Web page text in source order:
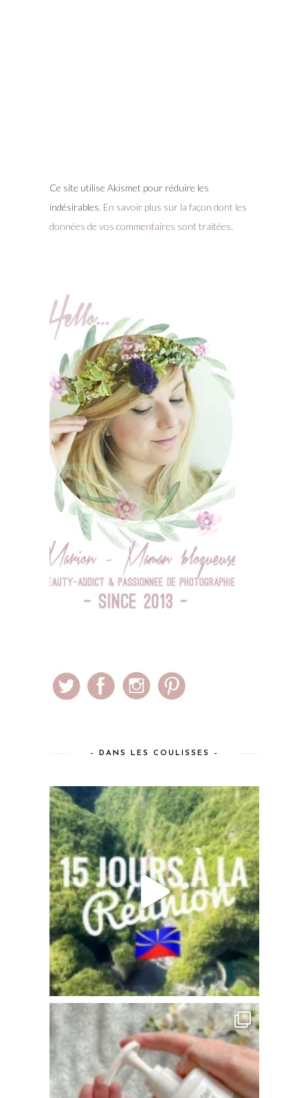
Ce site utilise Akismet pour réduire les
indésirables. En savoir plus sur la façon dont les
données de vos commentaires sont traitées.
– DANS LES COULISSES –